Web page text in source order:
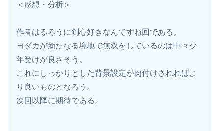
＜感想・分析＞
作者はるろうに剣心好きなんですね回である。
ヨダカが新たなる境地で無双をしているのは中々少
年受けが良さそう。
これにしっかりとした背景設定が肉付けされればよ
り良いものとなろう。
次回以降に期待である。